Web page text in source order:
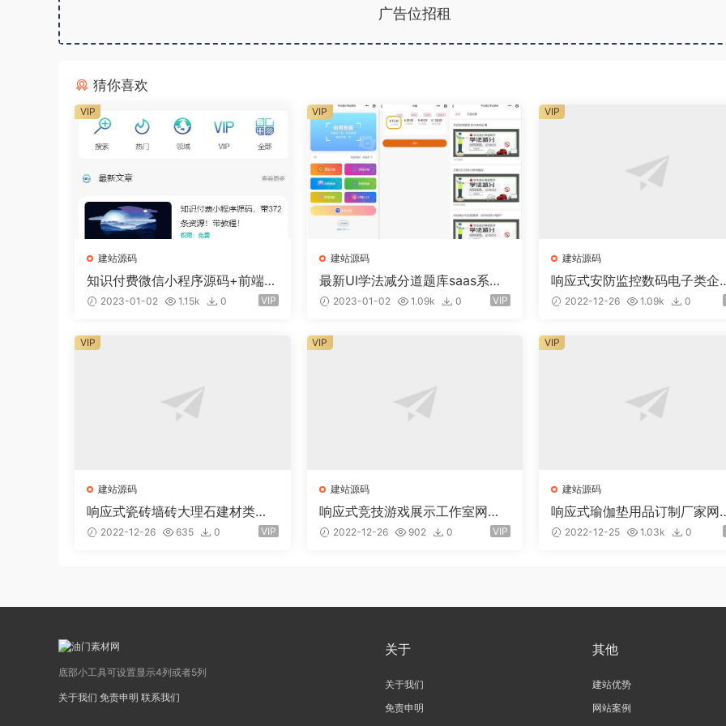
广告位招租
猜你喜欢
建站源码
知识付费微信小程序源码+前端
+教程
2023-01-02 1.15k 0 VIP
VIP
建站源码
最新UI学法减分道题库saas系统
商业专业版小程序+前端
2023-01-02 1.09k 0 VIP
VIP
建站源码
响应式安防监控数码电子类企
网站eyoucms易优模板
2022-12-26 1.09k 0
VIP
建站源码
响应式瓷砖墙砖大理石建材类网
站eyoucms易优模板(pc+wap)
2022-12-26 635 0 VIP
VIP
建站源码
响应式竞技游戏展示工作室网站e
youcms易优模板(pc+wap)
2022-12-26 902 0 VIP
VIP
建站源码
响应式瑜伽垫用品订制厂家网
youcms易优模板(pc+wap)
2022-12-25 1.03k 0
VIP
底部小工具可设置显示4列或者5列
关于我们 免责申明 联系我们
关于
关于我们
免责申明
其他
建站优势
网站案例